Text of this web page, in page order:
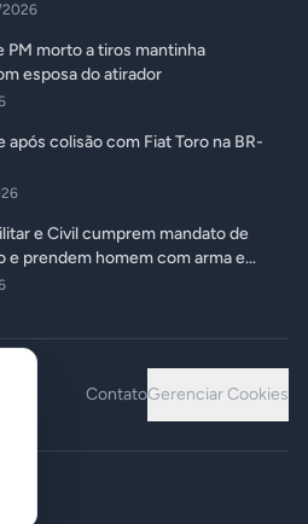
PM morto a tiros mantinha
esposa do atirador
colisão com Fiat Toro na BR-
e Civil cumprem mandato de
e prendem homem com arma e
ContatoGerenciar Cookies